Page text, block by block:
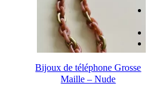
Bijoux de téléphone Grosse
Maille – Nude